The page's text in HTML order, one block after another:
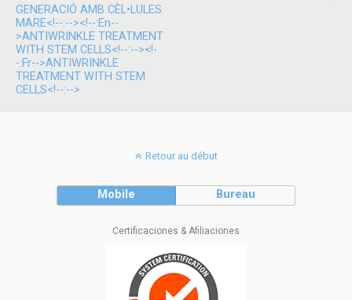
GENERACIÓ AMB CÈL•LULES
MARE<!--:--><!--:en--
>ANTIWRINKLE TREATMENT
WITH STEM CELLS<!--:--><!-
-:fr-->ANTIWRINKLE
TREATMENT WITH STEM
CELLS<!--:-->
Retour au début
Mobile Bureau
Certificaciones & Afiliaciones